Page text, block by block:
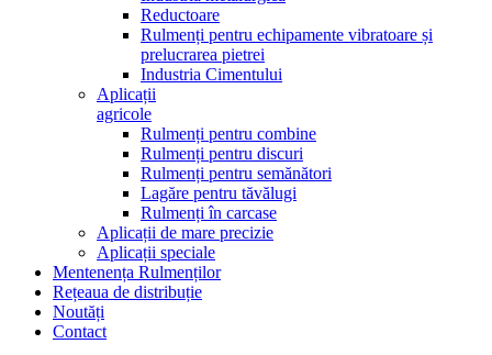
Reductoare
Rulmenți pentru echipamente vibratoare și
prelucrarea pietrei
Industria Cimentului
Aplicații
agricole
Rulmenți pentru combine
Rulmenți pentru discuri
Rulmenți pentru semănători
Lagăre pentru tăvălugi
Rulmenți în carcase
Aplicații de mare precizie
Aplicații speciale
Mentenența Rulmenților
Rețeaua de distribuție
Noutăți
Contact